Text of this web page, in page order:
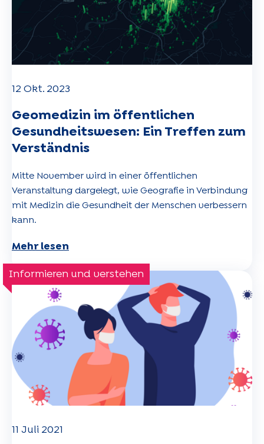
12 Okt. 2023
Geomedizin im öffentlichen
Gesundheitswesen: Ein Treffen zum
Verständnis
Mitte November wird in einer öffentlichen
Veranstaltung dargelegt, wie Geografie in Verbindung
mit Medizin die Gesundheit der Menschen verbessern
kann.
Mehr lesen
Informieren und verstehen
11 Juli 2021